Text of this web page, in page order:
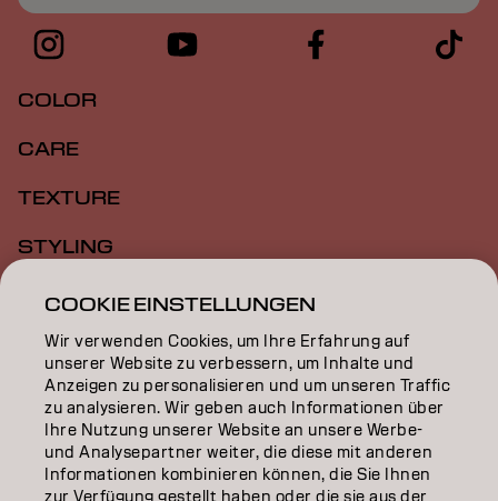
COLOR
CARE
TEXTURE
STYLING
INSPIRATION
EDUCATION
ÜBER
SALON FINDER
PARTNER WERDEN
COOKIE EINSTELLUNGEN
Wir verwenden Cookies, um Ihre Erfahrung auf
unserer Website zu verbessern, um Inhalte und
Anzeigen zu personalisieren und um unseren Traffic
zu analysieren. Wir geben auch Informationen über
Ihre Nutzung unserer Website an unsere Werbe-
und Analysepartner weiter, die diese mit anderen
Informationen kombinieren können, die Sie Ihnen
zur Verfügung gestellt haben oder die sie aus der